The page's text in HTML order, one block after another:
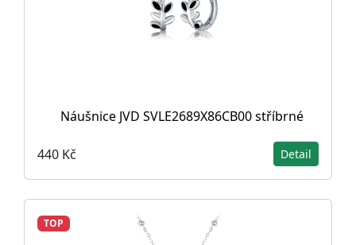
Náušnice JVD SVLE2689X86CB00 stříbrné
440 Kč Detail
TOP